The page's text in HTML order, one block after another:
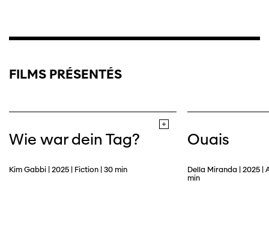
FILMS PRÉSENTÉS
Wie war dein Tag?
Kim Gabbi | 2025 | Fiction | 30 min
Ouais
Della Miranda | 2025 |
min